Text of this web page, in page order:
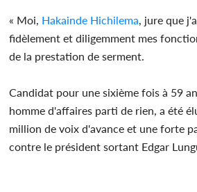
« Moi, Hakainde Hichilema, jure que
fidèlement et diligemment mes
de la prestation de serment.
Candidat pour une sixième fois à 59
homme d'affaires parti de rien, a été
million de voix d'avance et une forte
contre le président sortant Edgar